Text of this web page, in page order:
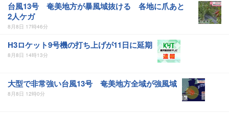
台風13号 奄美地方が暴風域抜ける 各地に爪あと
2人ケガ
8月8日 17時46分
H3ロケット9号機の打ち上げが11日に延期
8月8日 14時13分
大型で非常強い台風13号 奄美地方全域が強風域
8月8日 12時0分